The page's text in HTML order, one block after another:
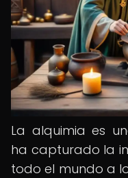
La alquimia es
ha capturado la
todo el mundo a